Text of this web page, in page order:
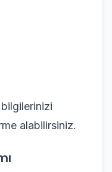
alabilirsiniz.